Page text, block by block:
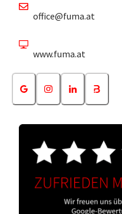
office@fuma.at
www.fuma.at